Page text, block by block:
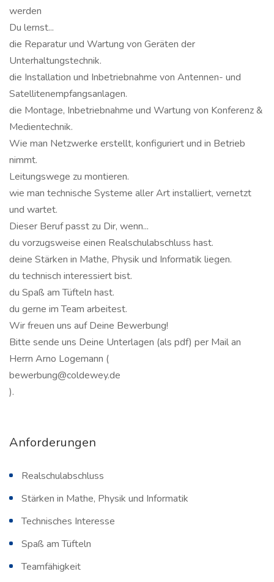
werden
Du lernst...
die Reparatur und Wartung von Geräten der
Unterhaltungstechnik.
die Installation und Inbetriebnahme von Antennen- und
Satellitenempfangsanlagen.
die Montage, Inbetriebnahme und Wartung von Konferenz &
Medientechnik.
Wie man Netzwerke erstellt, konfiguriert und in Betrieb
nimmt.
Leitungswege zu montieren.
wie man technische Systeme aller Art installiert, vernetzt
und wartet.
Dieser Beruf passt zu Dir, wenn...
du vorzugsweise einen Realschulabschluss hast.
deine Stärken in Mathe, Physik und Informatik liegen.
du technisch interessiert bist.
du Spaß am Tüfteln hast.
du gerne im Team arbeitest.
Wir freuen uns auf Deine Bewerbung!
Bitte sende uns Deine Unterlagen (als pdf) per Mail an
Herrn Arno Logemann (
bewerbung@coldewey.de
).
Anforderungen
Realschulabschluss
Stärken in Mathe, Physik und Informatik
Technisches Interesse
Spaß am Tüfteln
Teamfähigkeit